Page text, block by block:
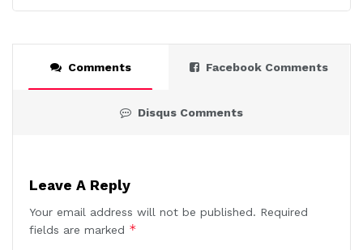
Comments Facebook Comments
Disqus Comments
Leave A Reply
Your email address will not be published. Required
fields are marked *